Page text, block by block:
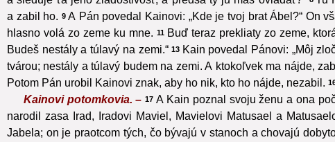
a zabil ho. 9 A Pán povedal Kainovi: „Kde je tvoj brat Ábel?“ On
hlasno volá zo zeme ku mne. 11 Buď teraz prekliaty zo zeme,
Budeš nestály a túlavý na zemi.“ 13 Kain povedal Pánovi: „Môj
tvárou; nestály a túlavý budem na zemi. A ktokoľvek ma nájde,
Potom Pán urobil Kainovi znak, aby ho nik, kto ho nájde, nezabil.
Kainovi potomkovia. –17 A Kain poznal svoju ženu a ona
narodil zasa Irad, Iradovi Maviel, Mavielovi Matusael a
Jabela; on je praotcom tých, čo bývajú v stanoch a chovajú